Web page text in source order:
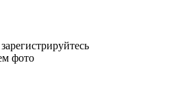
фото